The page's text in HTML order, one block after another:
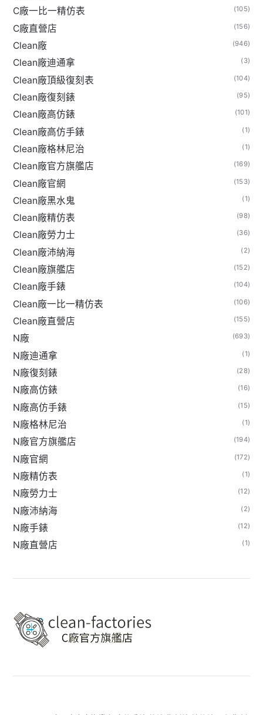
C廠一比一精仿表 (105)
C廠直營店 (156)
Clean廠 (946)
Clean廠迪通拿 (3)
Clean廠頂級復刻表 (104)
Clean廠復刻錶 (95)
Clean廠高仿錶 (101)
Clean廠高仿手錶 (1)
Clean廠格林尼治 (1)
Clean廠官方旗艦店 (169)
Clean廠官網 (153)
Clean廠黑水鬼 (1)
Clean廠精仿表 (98)
Clean廠勞力士 (36)
Clean廠沛納海 (2)
Clean廠旗艦店 (152)
Clean廠手錶 (104)
Clean廠一比一精仿表 (106)
Clean廠直營店 (155)
N廠 (693)
N廠迪通拿 (1)
N廠復刻錶 (28)
N廠高仿錶 (16)
N廠高仿手錶 (15)
N廠格林尼治 (1)
N廠官方旗艦店 (194)
N廠官網 (172)
N廠精仿表 (1)
N廠勞力士 (12)
N廠沛納海 (2)
N廠手錶 (12)
N廠直營店 (1)